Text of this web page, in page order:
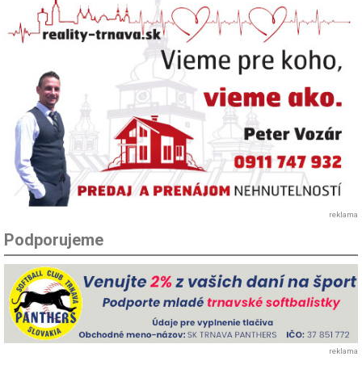
reklama
Podporujeme
reklama